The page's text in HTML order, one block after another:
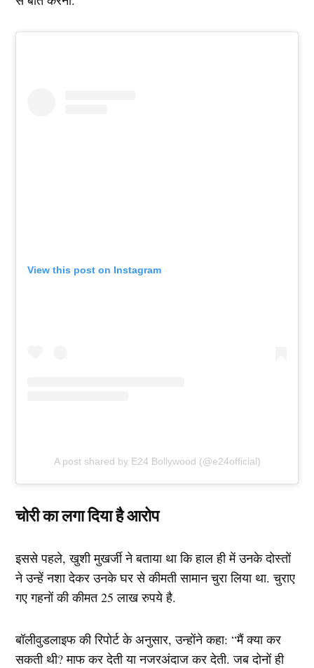
View this post on Instagram
A post shared by E24 Bollywood (@e24official)
चोरी का लगा दिया है आरोप
इससे पहले, खुशी मुखर्जी ने बताया था कि हाल ही में उनके दोस्तों
ने उन्हें नशा देकर उनके घर से कीमती सामान चुरा लिया था. चुराए
गए गहनों की कीमत 25 लाख रुपये है.
बॉलीवुडलाइफ की रिपोर्ट के अनुसार, उन्होंने कहा: “मैं क्या कर
सकती थी? माफ कर देती या नजरअंदाज कर देती. जब दोनों ही